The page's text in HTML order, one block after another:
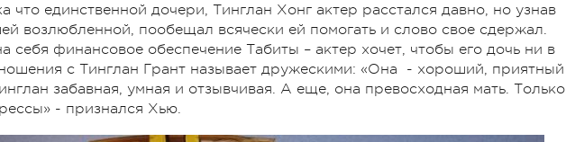
что единственной дочери, Тинглан Хонг актер расстался давно, но узнав
возлюбленной, пообещал всячески ей помогать и слово свое сдержал.
себя финансовое обеспечение Табиты – актер хочет, чтобы его дочь ни в
с Тинглан Грант называет дружескими: «Она - хороший, приятный
забавная, умная и отзывчивая. А еще, она превосходная мать. Только
- признался Хью.